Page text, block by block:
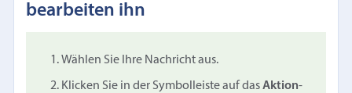
bearbeiten ihn
Wählen Sie Ihre Nachricht aus.
Klicken Sie in der Symbolleiste auf dasAktion-